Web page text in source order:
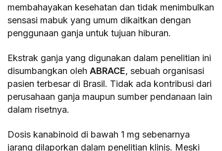
membahayakan kesehatan dan tidak menimbulkan
sensasi mabuk yang umum dikaitkan dengan
penggunaan ganja untuk tujuan hiburan.
Ekstrak ganja yang digunakan dalam penelitian ini
disumbangkan olehABRACE, sebuah organisasi
pasien terbesar di Brasil. Tidak ada kontribusi dari
perusahaan ganja maupun sumber pendanaan lain
dalam risetnya.
Dosis kanabinoid di bawah 1 mg sebenarnya
jarang dilaporkan dalam penelitian klinis. Meski